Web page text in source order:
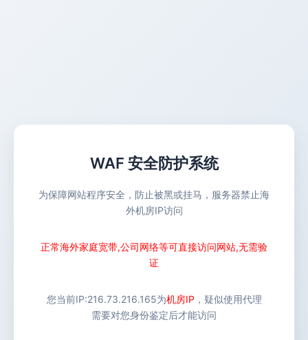
WAF 安全防护系统
为保障网站程序安全，防止被黑或挂马，服务器禁止海
外机房IP访问
正常海外家庭宽带,公司网络等可直接访问网站,无需验
证
您当前IP:216.73.216.165为机房IP ，疑似使用代理
需要对您身份鉴定后才能访问